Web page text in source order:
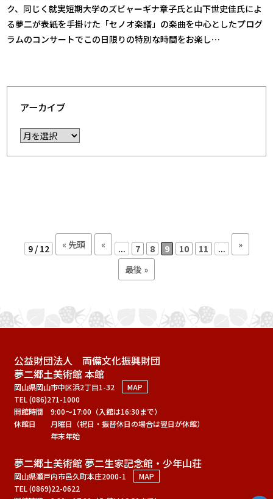
ク、同じく就実短期大学のズビャーギナ章子氏と山下世史佳氏によ
る夢二が表紙を手掛けた「セノオ楽譜」の楽曲を中心としたプログ
ラムのコンサートでこの日限りの特別な時間をお楽し…
アーカイブ
9 / 12 « 先頭 « ... 7 8 9 10 11 ... »
最後 »
公益財団法人 両備文化振興財団
夢二郷土美術館 本館
岡山県岡山市中区浜2丁目1-32
MAP
TEL (086)271-1000
開館時間
9:00～17:00（入館は16:30まで）
休館日
月曜日（祝日・振替休日の場合は翌日が休館）
年末年始
夢二郷土美術館 夢二生家記念館・少年山荘
岡山県瀬戸内市邑久町本庄2000-1
MAP
TEL (0869)22-0622